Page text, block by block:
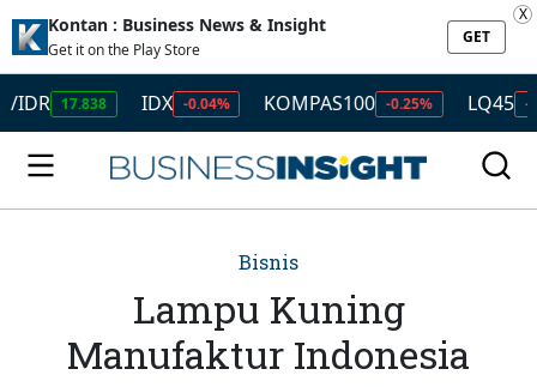
Kontan : Business News & Insight
Get it on the Play Store
GET
X
17.838 IDX -0.04% KOMPAS100 -0.25% LQ45 -0.29%
Bisnis
Lampu Kuning
Manufaktur Indonesia